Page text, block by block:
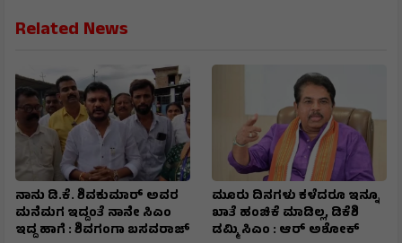
Related News
ನಾನು ಡಿ.ಕೆ. ಶಿವಕುಮಾರ್ ಅವರ
ಮನೆಮಗ ಇದ್ದಂತೆ ನಾನೇ ಸಿಎಂ
ಇದ್ದ ಹಾಗೆ : ಶಿವಗಂಗಾ ಬಸವರಾಜ್
ಮೂರು ದಿನಗಳು ಕಳೆದರೂ ಇನ್ನೂ
ಖಾತೆ ಹಂಚಿಕೆ ಮಾಡಿಲ್ಲ, ಡಿಕೆಶಿ
ಡಮ್ಮಿ ಸಿಎಂ : ಆರ್ ಅಶೋಕ್